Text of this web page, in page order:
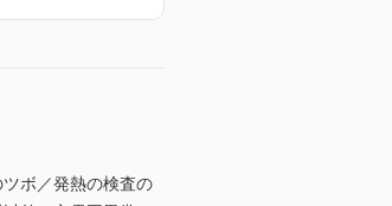
ボ／発熱の検査の